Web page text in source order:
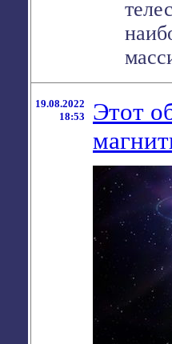
19.08.2022
18:53
Этот